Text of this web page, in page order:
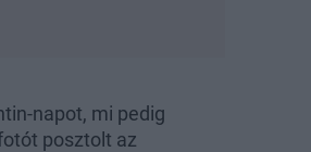
napot, mi pedig
posztolt az